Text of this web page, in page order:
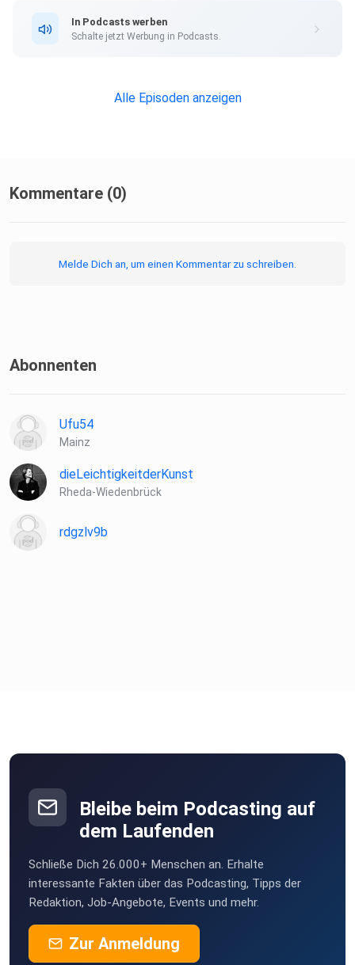
In Podcasts werben
Schalte jetzt Werbung in Podcasts.
Alle Episoden anzeigen
Kommentare (0)
Melde Dich an, um einen Kommentar zu schreiben.
Abonnenten
Ufu54
Mainz
dieLeichtigkeitderKunst
Rheda-Wiedenbrück
rdgzlv9b
Bleibe beim Podcasting auf
dem Laufenden
Schließe Dich 26.000+ Menschen an. Erhalte
interessante Fakten über das Podcasting, Tipps der
Redaktion, Job-Angebote, Events und mehr.
Zur Anmeldung